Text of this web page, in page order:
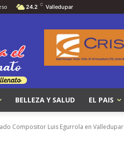
24.2 C Valledupar
BELLEZA Y SALUD EL PAIS
Compositor Luis Egurrola en Valledupar